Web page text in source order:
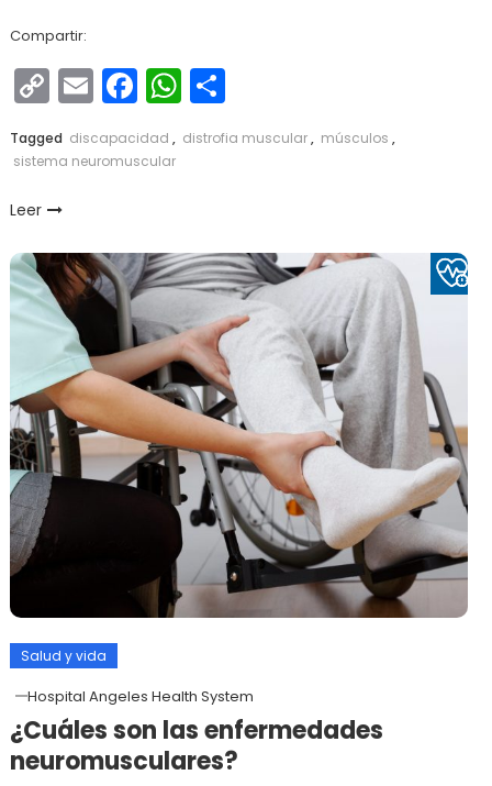
Compartir:
Copy
Link
EmailFacebook
WhatsApp
Compartir
Tagged discapacidad , distrofia muscular, músculos ,
sistema neuromuscular
Leer
Salud y vida
Hospital Angeles Health System
¿Cuáles son las enfermedades
neuromusculares?